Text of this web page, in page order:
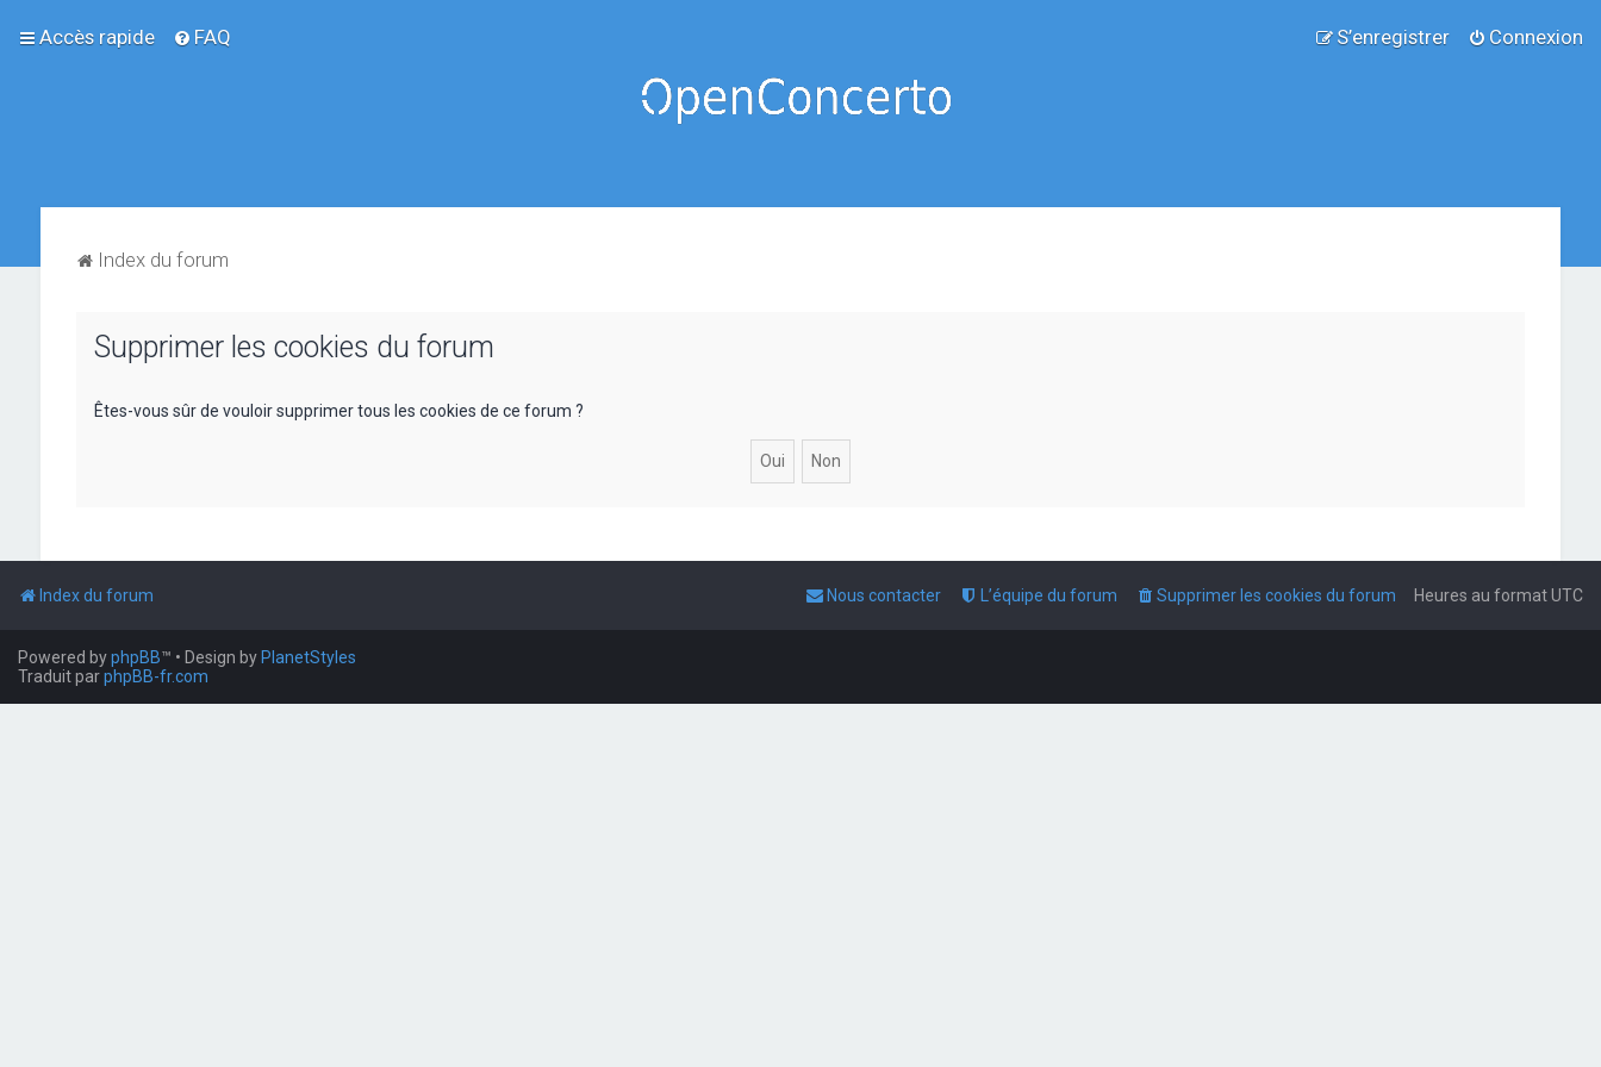
Accès rapide FAQ Connexion
S’enregistrer
Index du forum
Supprimer les cookies du forum
Êtes-vous sûr de vouloir supprimer tous les cookies de ce forum ?
Index du forum Heures au formatUTC
Supprimer les cookies du forum
L’équipe du forum
Nous contacter
Powered byphpBB™ • Design by PlanetStyles
Traduit parphpBB-fr.com